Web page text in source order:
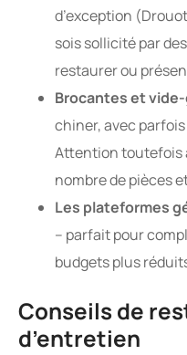
d’exception
sois sollicité par
restaurer ou
Brocantes et
chiner, avec
Attention toutefois
nombre de pièces
Les plateformes
– parfait pour
budgets plus
Conseils de
d’entretien